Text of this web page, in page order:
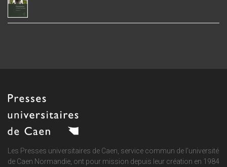
Les Presses universitaires de Caen, service commun de l'université
de Caen Normandie , ont pour mission depuis leur création en 1984